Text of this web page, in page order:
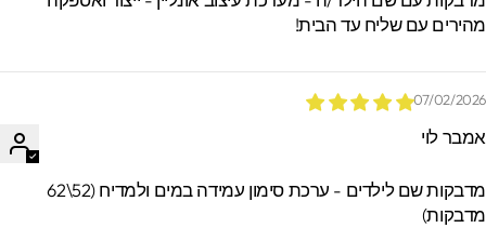
הזמנות.
עם שליח עד הבית!
07/02/
לוי
מדבקות שם לילדים - ערכת סימון עמידה במים ולמדיח (52\62